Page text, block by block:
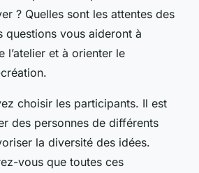
? Quelles sont les attentes des
questions vous aideront à
l’atelier et à orienter le
choisir les participants. Il est
des personnes de différents
la diversité des idées.
vous que toutes ces